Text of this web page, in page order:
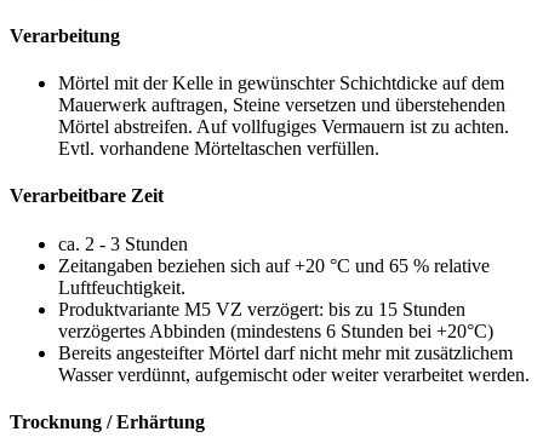
Verarbeitung
Mörtel mit der Kelle in gewünschter Schichtdicke auf dem
Mauerwerk auftragen, Steine versetzen und überstehenden
Mörtel abstreifen. Auf vollfugiges Vermauern ist zu achten.
Evtl. vorhandene Mörteltaschen verfüllen.
Verarbeitbare Zeit
ca. 2 - 3 Stunden
Zeitangaben beziehen sich auf +20 °C und 65 % relative
Luftfeuchtigkeit.
Produktvariante M5 VZ verzögert: bis zu 15 Stunden
verzögertes Abbinden (mindestens 6 Stunden bei +20°C)
Bereits angesteifter Mörtel darf nicht mehr mit zusätzlichem
Wasser verdünnt, aufgemischt oder weiter verarbeitet werden.
Trocknung / Erhärtung